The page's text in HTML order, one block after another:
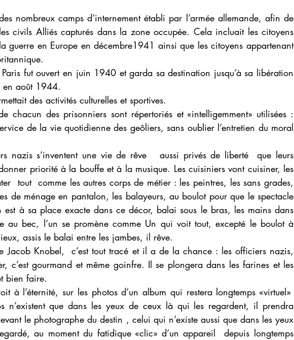
nombreux camps d’internement établi par l’armée allemande, afin de
civils Alliés capturés dans la zone occupée. Cela incluait les citoyens
guerre en Europe en décembre1941 ainsi que les citoyens appartenant
fut ouvert en juin 1940 et garda sa destination jusqu’à sa libération
en août 1944.
des activités culturelles et sportives.
chacun des prisonniers sont répertoriés et «intelligemment» utilisées :
de la vie quotidienne des geôliers, sans oublier l’entretien du moral
nazis s’inventent une vie de rêve   aussi privés de liberté  que leurs
priorité à la bouffe et à la musique. Les cuisiniers vont cuisiner, les
tout  comme les autres corps de métier : les peintres, les sans grades,
de ménage en pantalon, les balayeurs, au boulot pour que le spectacle
est à sa place exacte dans ce décor, balai sous le bras, les mains dans
au bec, l’un se promène comme Un qui voit tout, excepté le boulot à
assis le balai entre les jambes, il rêve.
Jacob Knobel,  c’est tout tracé et il a de la chance : les officiers nazis,
c’est gourmand et même goinfre. Il se plongera dans les farines et les
bien faire.
à l’éternité, sur les photos d’un album qui restera longtemps «virtuel»
n’existent que dans les yeux de ceux là qui les regardent, il prendra
le photographe du destin , celui qui n’existe aussi que dans les yeux
au moment du fatidique «clic» d’un appareil  depuis longtemps